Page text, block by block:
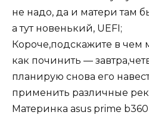
не надо, да и матери там
а тут новенький, UEFI;
Короче,подскажите в чем
как починить —
планирую снова его
применить различные
Материнка asus prime